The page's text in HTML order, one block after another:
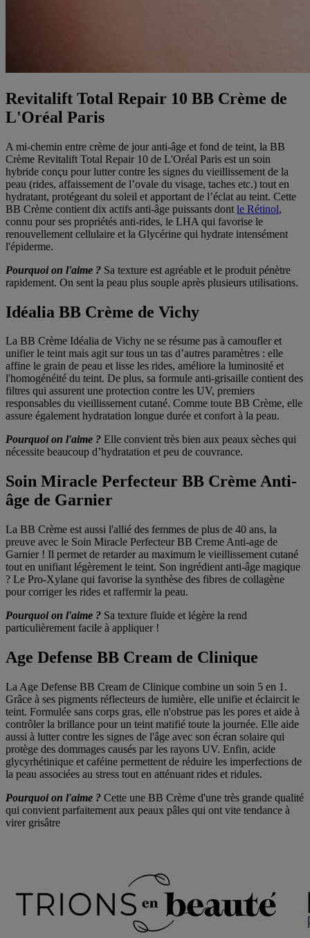
Revitalift Total Repair 10 BB Crème de
L'Oréal Paris
A mi-chemin entre crème de jour anti-âge et fond de teint, la BB
Crème Revitalift Total Repair 10 de L'Oréal Paris est un soin
hybride conçu pour lutter contre les signes du vieillissement de la
peau (rides, affaissement de l’ovale du visage, taches etc.) tout en
hydratant, protégeant du soleil et apportant de l’éclat au teint. Cette
BB Crème contient dix actifs anti-âge puissants dont le Rétinol,
connu pour ses propriétés anti-rides, le LHA qui favorise le
renouvellement cellulaire et la Glycérine qui hydrate intensément
l'épiderme.
Pourquoi on l'aime ? Sa texture est agréable et le produit pénètre
rapidement. On sent la peau plus souple après plusieurs utilisations.
Idéalia BB Crème de Vichy
La BB Crème Idéalia de Vichy ne se résume pas à camoufler et
unifier le teint mais agit sur tous un tas d’autres paramètres : elle
affine le grain de peau et lisse les rides, améliore la luminosité et
l'homogénéité du teint. De plus, sa formule anti-grisaille contient des
filtres qui assurent une protection contre les UV, premiers
responsables du vieillissement cutané. Comme toute BB Crème, elle
assure également hydratation longue durée et confort à la peau.
Pourquoi on l'aime ? Elle convient très bien aux peaux sèches qui
nécessite beaucoup d’hydratation et peu de couvrance.
Soin Miracle Perfecteur BB Crème Anti-
âge de Garnier
La BB Crème est aussi l'allié des femmes de plus de 40 ans, la
preuve avec le Soin Miracle Perfecteur BB Creme Anti-age de
Garnier ! Il permet de retarder au maximum le vieillissement cutané
tout en unifiant légèrement le teint. Son ingrédient anti-âge magique
? Le Pro-Xylane qui favorise la synthèse des fibres de collagène
pour corriger les rides et raffermir la peau.
Pourquoi on l'aime ? Sa texture fluide et légère la rend
particulièrement facile à appliquer !
Age Defense BB Cream de Clinique
La Age Defense BB Cream de Clinique combine un soin 5 en 1.
Grâce à ses pigments réflecteurs de lumière, elle unifie et éclaircit le
teint. Formulée sans corps gras, elle n'obstrue pas les pores et aide à
contrôler la brillance pour un teint matifié toute la journée. Elle aide
aussi à lutter contre les signes de l'âge avec son écran solaire qui
protège des dommages causés par les rayons UV. Enfin, acide
glycyrhétinique et caféine permettent de réduire les imperfections de
la peau associées au stress tout en atténuant rides et ridules.
Pourquoi on l'aime ? Cette une BB Crème d'une très grande qualité
qui convient parfaitement aux peaux pâles qui ont vite tendance à
virer grisâtre